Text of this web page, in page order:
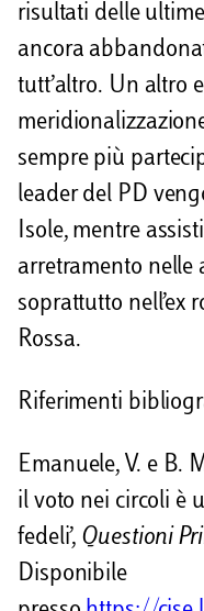
risultati delle
ancora
tutt’altro. Un altro
sempre più
leader del PD
Isole, mentre
arretramento nelle
soprattutto nell’ex
Rossa.
Riferimenti
Emanuele, V. e B.
il voto nei circoli è
fedeli’, Questioni
Disponibile